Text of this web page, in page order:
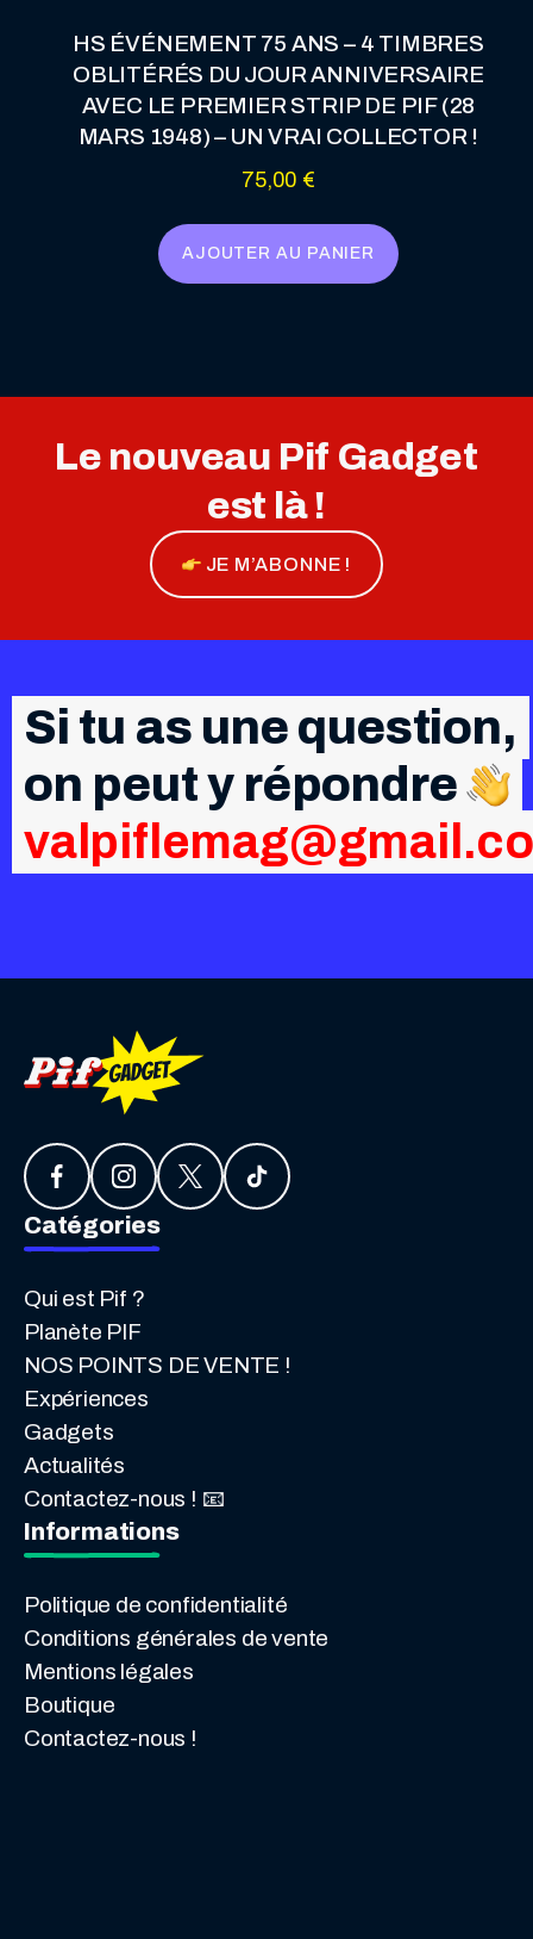
HS ÉVÉNEMENT 75 ANS – 4 TIMBRES
OBLITÉRÉS DU JOUR ANNIVERSAIRE
AVEC LE PREMIER STRIP DE PIF (28
MARS 1948) – UN VRAI COLLECTOR !
75,00 €
AJOUTER AU PANIER
Le nouveau Pif Gadget
est là !
JE M’ABONNE !
Si tu as une question,
on peut y répondre
Catégories
Qui est Pif ?
Planète PIF
NOS POINTS DE VENTE !
Expériences
Gadgets
Actualités
Contactez-nous ! 📧
Informations
Politique de confidentialité
Conditions générales de vente
Mentions légales
Boutique
Contactez-nous !